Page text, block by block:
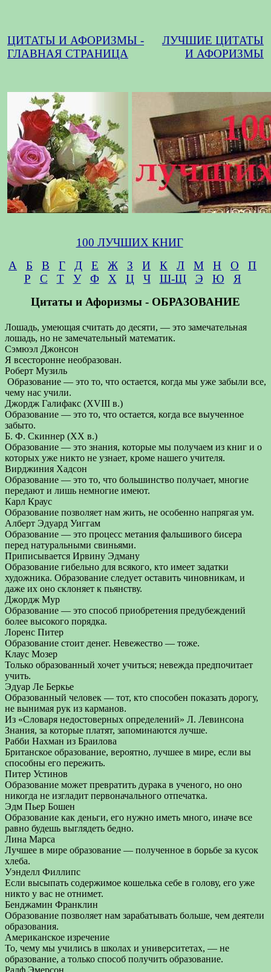
ЦИТАТЫ И АФОРИЗМЫ -
ГЛАВНАЯ СТРАНИЦА
ЛУЧШИЕ ЦИТАТЫ
И АФОРИЗМЫ
100 ЛУЧШИХ КНИГ
А
Б В Г Д Е Ж З И К Л М Н О
П
Р
С Т У Ф Х Ц Ч Ш-Щ Э Ю
Я
Цитаты и Афоризмы - ОБРАЗОВАНИЕ
Лошадь, умеющая считать до десяти, — это замечательная
лошадь, но не замечательный математик.
Сэмюэл Джонсон
Я всесторонне необразован.
Роберт Музиль
Образование — это то, что остается, когда мы уже забыли все,
чему нас учили.
Джордж Галифакс (XVIII в.)
Образование — это то, что остается, когда все выученное
забыто.
Б. Ф. Скиннер (XX в.)
Образование — это знания, которые мы получаем из книг и о
которых уже никто не узнает, кроме нашего учителя.
Вирджиния Хадсон
Образование — это то, что большинство получает, многие
передают и лишь немногие имеют.
Карл Краус
Образование позволяет нам жить, не особенно напрягая ум.
Алберт Эдуард Уиггам
Образование — это процесс метания фальшивого бисера
перед натуральными свиньями.
Приписывается Ирвину Эдману
Образование гибельно для всякого, кто имеет задатки
художника. Образование следует оставить чиновникам, и
даже их оно склоняет к пьянству.
Джордж Мур
Образование — это способ приобретения предубеждений
более высокого порядка.
Лоренс Питер
Образование стоит денег. Невежество — тоже.
Клаус Мозер
Только образованный хочет учиться; невежда предпочитает
учить.
Эдуар Ле Беркье
Образованный человек — тот, кто способен показать дорогу,
не вынимая рук из карманов.
Из «Словаря недостоверных определений» Л. Левинсона
Знания, за которые платят, запоминаются лучше.
Рабби Нахман из Браилова
Британское образование, вероятно, лучшее в мире, если вы
способны его пережить.
Питер Устинов
Образование может превратить дурака в ученого, но оно
никогда не изгладит первоначального отпечатка.
Эдм Пьер Бошен
Образование как деньги, его нужно иметь много, иначе все
равно будешь выглядеть бедно.
Лина Марса
Лучшее в мире образование — полученное в борьбе за кусок
хлеба.
Уэнделл Филлипс
Если высыпать содержимое кошелька себе в голову, его уже
никто у вас не отнимет.
Бенджамин Франклин
Образование позволяет нам зарабатывать больше, чем деятели
образования.
Американское изречение
То, чему мы учились в школах и университетах, — не
образование, а только способ получить образование.
Ралф Эмерсон